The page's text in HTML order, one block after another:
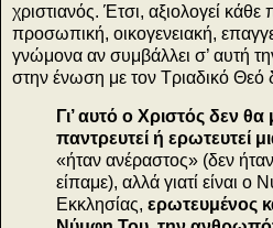
χριστιανός. Έτσι, αξιολογεί
προσωπική, οικογενειακή,
γνώμονα αν συμβάλλει σ’ αυτή
στην ένωση με τον Τριαδικό Θεό
Γι’ αυτό ο Χριστός δεν
παντρευτεί ή ερωτευτεί
«ήταν ανέραστος» (δεν
είπαμε), αλλά γιατί είναι ο
Εκκλησίας, ερωτευμένος